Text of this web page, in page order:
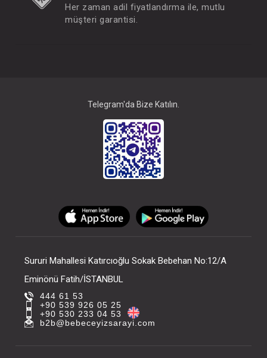
Her zaman adil fiyatlandırma ile, mutlu
müşteri garantisi.
Telegram'da Bize Katılın.
Sururi Mahallesi Katırcıoğlu Sokak Bebehan No:12/A
Eminönü Fatih/İSTANBUL
444 61 53
+90 539 926 05 25
+90 530 233 04 53
b2b@bebeceyizsarayi.com